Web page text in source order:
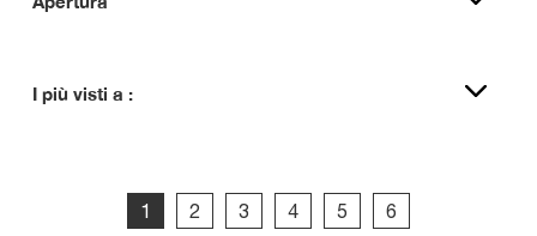
I più visti a :
1 2 3 4 5 6